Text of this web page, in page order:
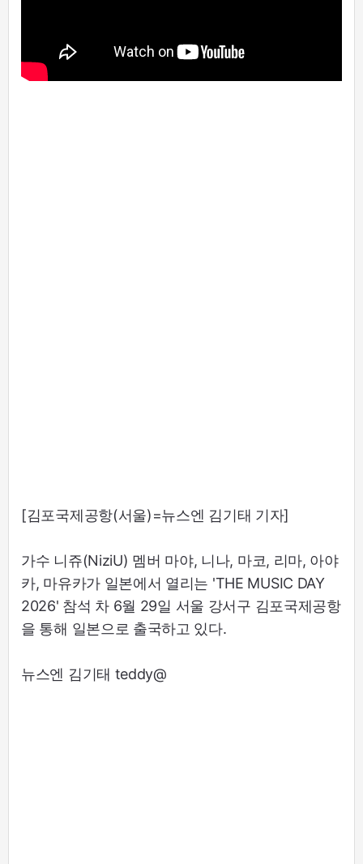
[김포국제공항(서울)=뉴스엔 김기태 기자]
가수 니쥬(NiziU) 멤버 마야, 니나, 마코, 리마, 아야
카, 마유카가 일본에서 열리는 'THE MUSIC DAY
2026' 참석 차 6월 29일 서울 강서구 김포국제공항
을 통해 일본으로 출국하고 있다.
뉴스엔 김기태 teddy@